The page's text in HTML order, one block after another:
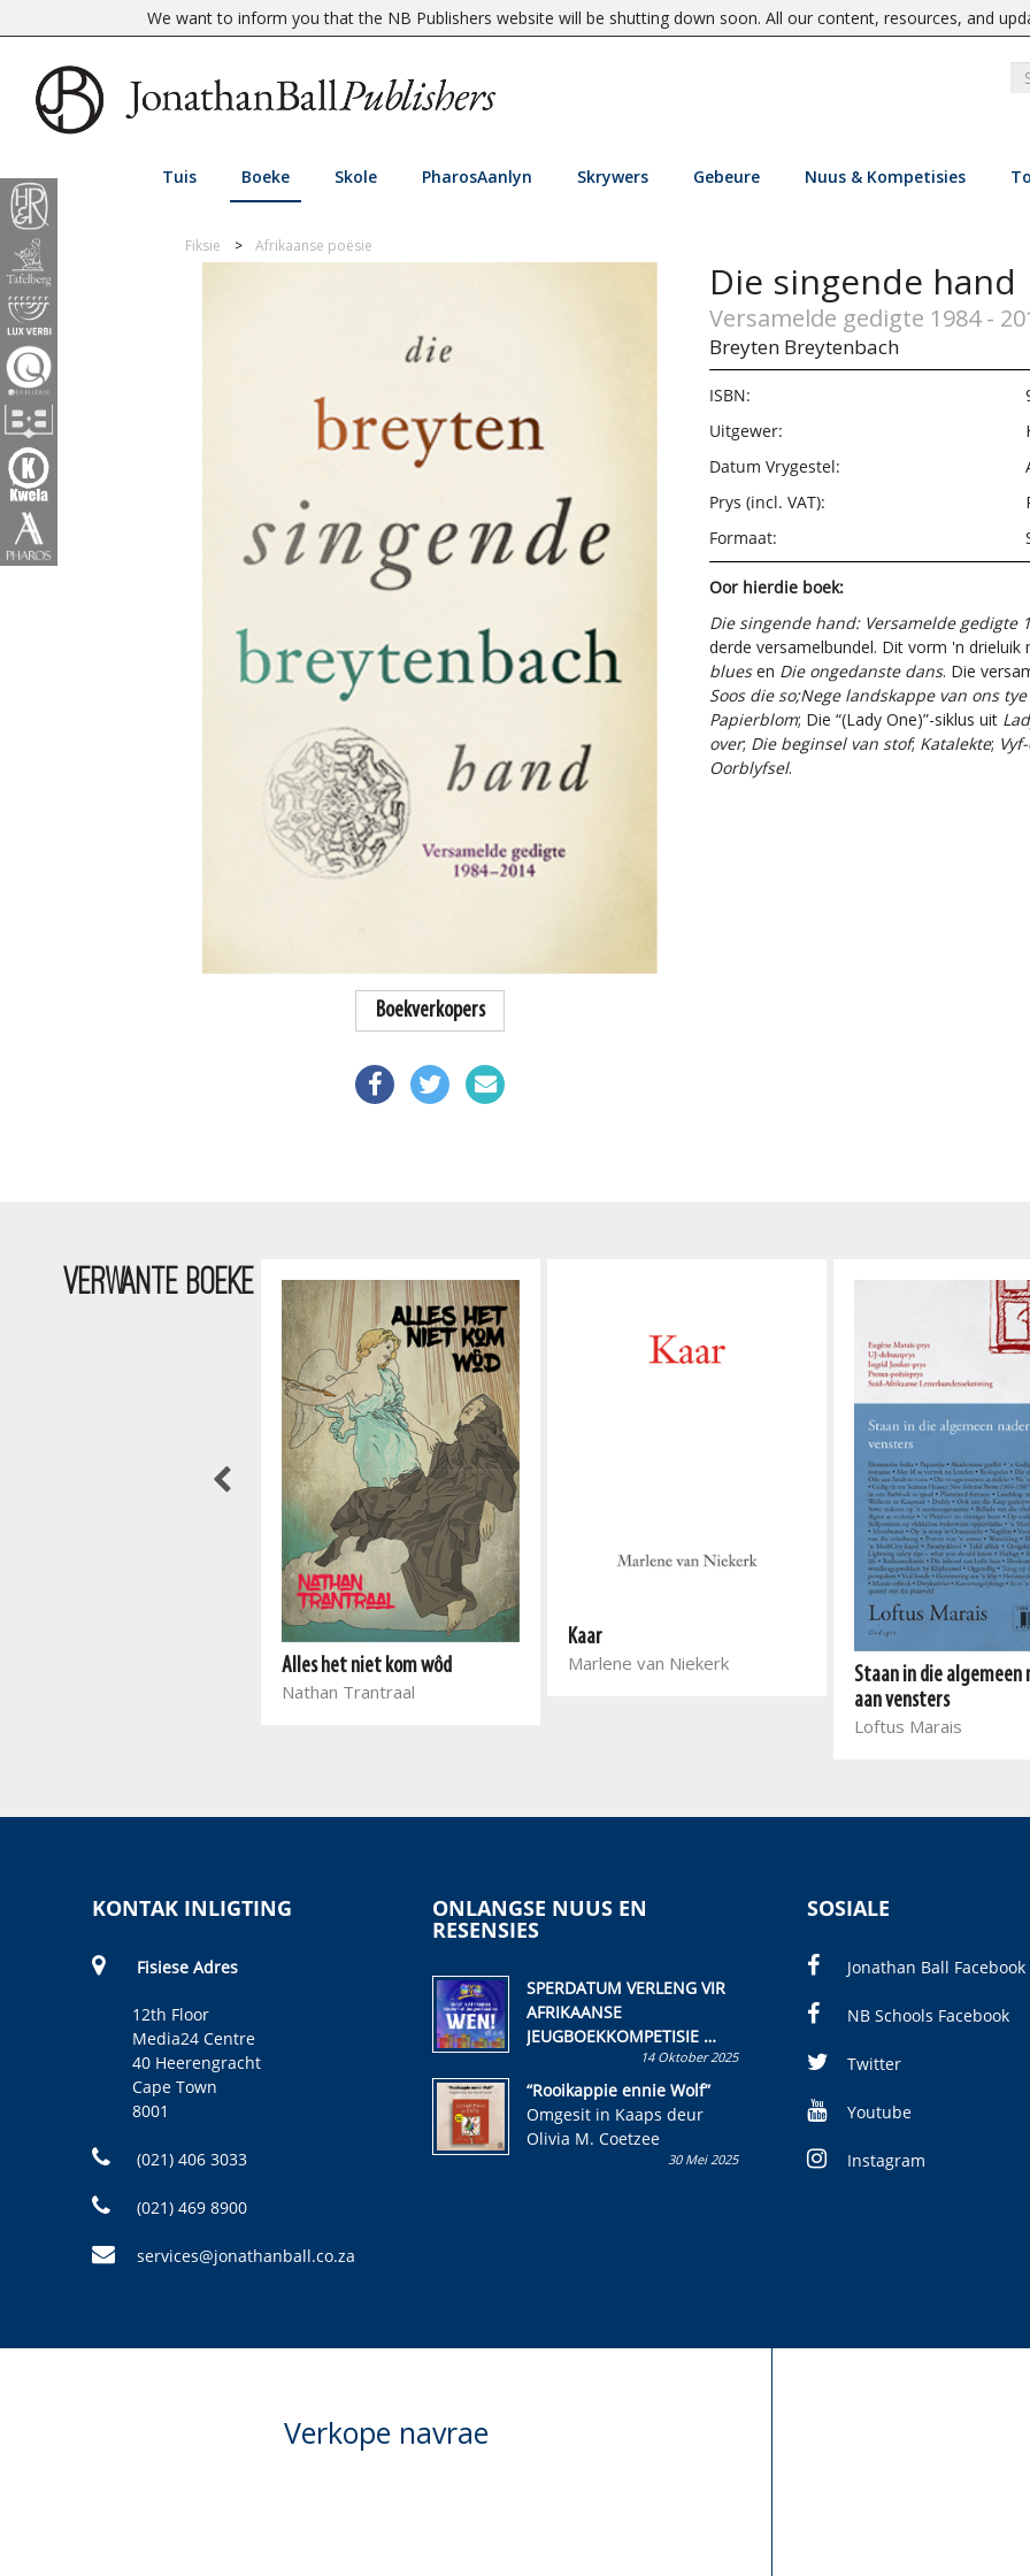
We want to inform you that the NB Publishers website will be shutting down soon. All our content, resources, and
Tuis Boeke Skole PharosAanlyn Skrywers Gebeure Nuus & Kompetisies
Fiksie Afrikaanse poësie
Boekverkopers
Die singende hand
Versamelde gedigte 1984 -
Breyten Breytenbach
ISBN:
Uitgewer:
Datum Vrygestel:
Prys (incl. VAT):
Formaat:
Oor hierdie boek:
Die singende hand: Versamelde gedigte
derde versamelbundel. Dit vorm 'n
bluesen Die ongedanste dans. Die
Soos die so;Nege landskappe van ons
Papierblom; Die “(Lady One)”-siklus uit
over; Die beginsel van stof; Katalekte;
Oorblyfsel.
VERWANTE BOEKE
Alles het niet kom wôd
Nathan Trantraal
Kaar
Marlene van Niekerk
Staan in die algemeen
aan vensters
Loftus Marais
KONTAK INLIGTING
Fisiese Adres
12th Floor
Media24 Centre
40 Heerengracht
Cape Town
8001
(021) 406 3033
(021) 469 8900
services@jonathanball.co.za
ONLANGSE NUUS EN
RESENSIES
SPERDATUM VERLENG VIR
AFRIKAANSE
JEUGBOEKKOMPETISIE
Skryf ’n jeugboek of
kinderboek en staan ’n
kans om R50 000 te wen!
14 Oktober 2025
“Rooikappie ennie Wolf”
Omgesit in Kaaps deur
Olivia M. Coetzee
30 Mei 2025
SOSIALE
Jonathan Ball Facebook
NB Schools Facebook
Twitter
Youtube
Instagram
Verkope navrae